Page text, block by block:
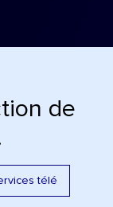
de
télé